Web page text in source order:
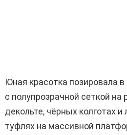
Юная красотка позировала
с полупрозрачной сеткой на
декольте, чёрных колготах
туфлях на массивной